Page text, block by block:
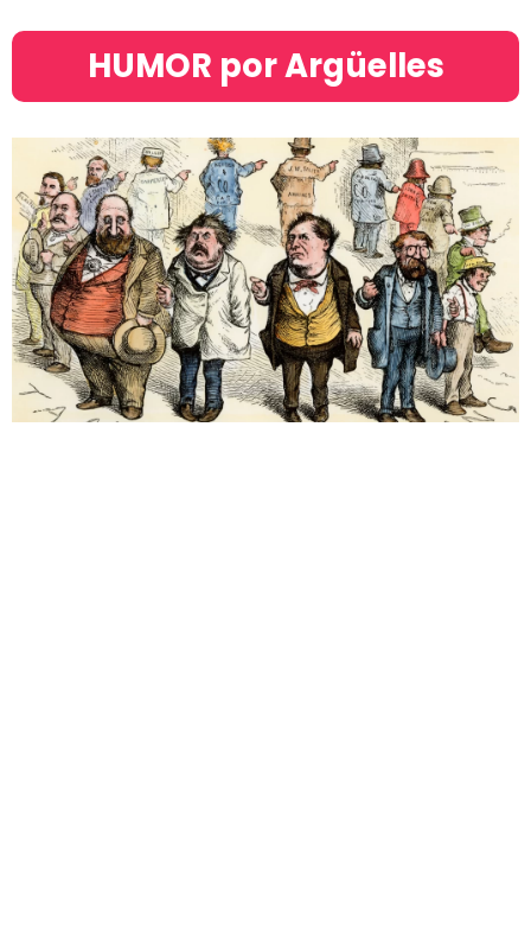
HUMOR por Argüelles​